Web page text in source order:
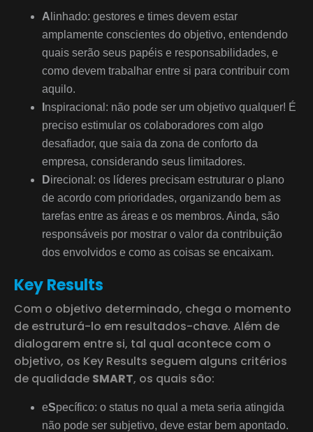
A linhado: gestores e times devem estar
amplamente conscientes do objetivo, entendendo
quais serão seus papéis e responsabilidades, e
como devem trabalhar entre si para contribuir com
aquilo.
nspiracional: não pode ser um objetivo qualquer! É
preciso estimular os colaboradores com algo
desafiador, que saia da zona de conforto da
empresa, considerando seus limitadores.
Direcional: os líderes precisam estruturar o plano
de acordo com prioridades, organizando bem as
tarefas entre as áreas e os membros. Ainda, são
responsáveis por mostrar o valor da contribuição
dos envolvidos e como as coisas se encaixam.
Key Results
Com o objetivo determinado, chega o momento
de estruturá-lo em resultados-chave. Além de
dialogarem entre si, tal qual acontece com o
objetivo, os Key Results seguem alguns critérios
de qualidade SMART, os quais são:
eSpecífico: o status no qual a meta seria atingida
não pode ser subjetivo, deve estar bem apontado.